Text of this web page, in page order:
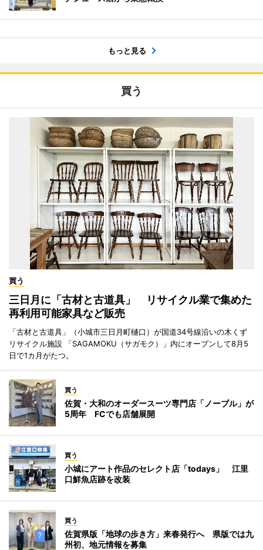
もっと見る
買う
買う
三日月に「古材と古道具」 リサイクル業で集めた
再利用可能家具など販売
「古材と古道具」（小城市三日月町樋口）が国道34号線沿いの木くず
リサイクル施設 「SAGAMOKU（サガモク）」内にオープンして8月5
日で1カ月がたつ。
買う
佐賀・大和のオーダースーツ専門店「ノーブル」が
5周年 FCでも店舗展開
買う
小城にアート作品のセレクト店「todays」 江里
口鮮魚店跡を改装
買う
佐賀県版「地球の歩き方」来春発行へ 県版では九
州初、地元情報を募集